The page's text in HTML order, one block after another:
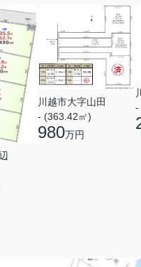
川越市大字山田
- (363.42㎡)
980万円
-